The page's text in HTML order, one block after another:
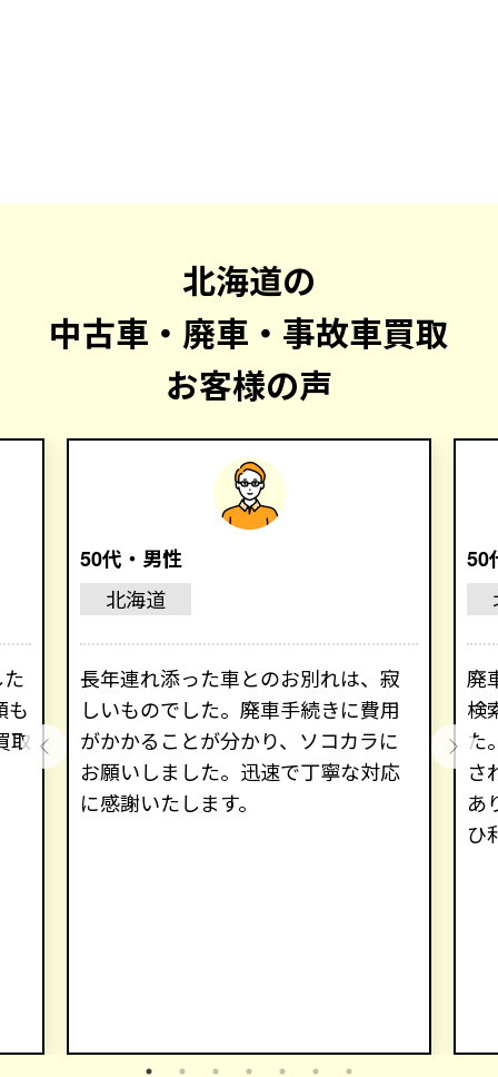
北海道の
中古車・廃車・事故車買取
お客様の声
も
取
50代・男性
北海道
長年連れ添った車とのお別れは、寂
しいものでした。廃車手続きに費用
がかかることが分かり、ソコカラに
お願いしました。迅速で丁寧な対応
に感謝いたします。
50
廃
検
た
さ
あ
ひ